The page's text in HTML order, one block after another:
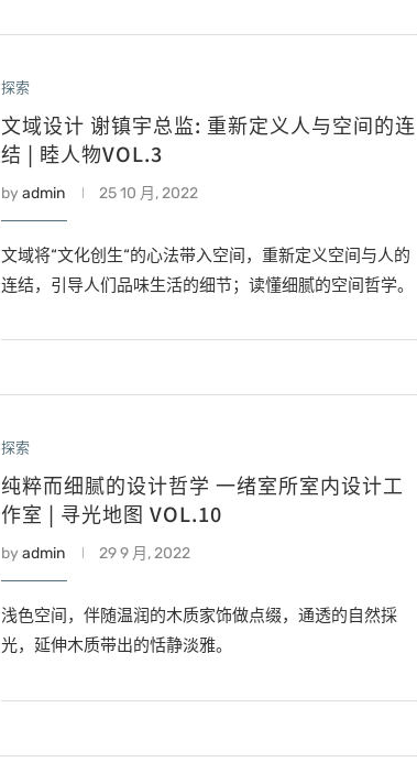
探索
文域设计 谢镇宇总监: 重新定义人与空间的连
结 | 睦人物VOL.3
by admin 25 10 月, 2022
文域将“文化创生“的心法带入空间，重新定义空间与人的
连结，引导人们品味生活的细节；读懂细腻的空间哲学。
探索
纯粹而细腻的设计哲学 一绪室所室内设计工
作室 | 寻光地图 VOL.10
by admin 29 9 月, 2022
浅色空间，伴随温润的木质家饰做点缀，通透的自然採
光，延伸木质带出的恬静淡雅。